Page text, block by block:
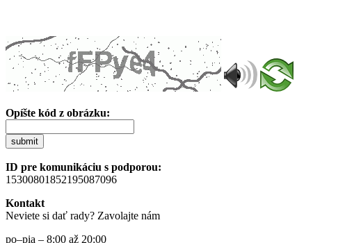
Opíšte kód z obrázku:
submit
ID pre komunikáciu s podporou:
15300801852195087096
Kontakt
Neviete si dať rady? Zavolajte nám
po–pia – 8:00 až 20:00